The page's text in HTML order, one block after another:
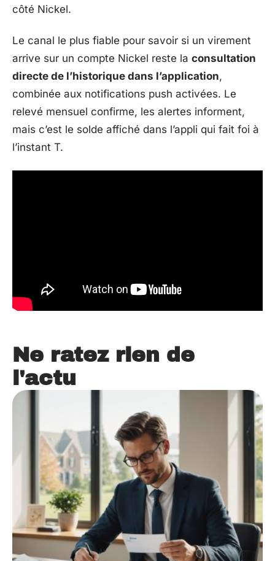
côté Nickel.
Le canal le plus fiable pour savoir si un virement
arrive sur un compte Nickel reste la consultation
directe de l’historique dans l’application,
combinée aux notifications push activées. Le
relevé mensuel confirme, les alertes informent,
mais c’est le solde affiché dans l’appli qui fait foi à
l’instant T.
Ne ratez rien de
l'actu